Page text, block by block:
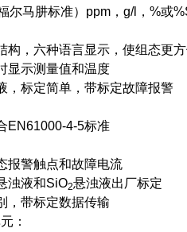
尔马肼标准）ppm，g/l，%或
构，六种语言显示，使组态更
显示测量值和温度
，标定简单，带标定故障报警
EN61000-4-5标准
报警触点和故障电流
浊液和SiO2悬浊液出厂标定
，带标定数据传输
：